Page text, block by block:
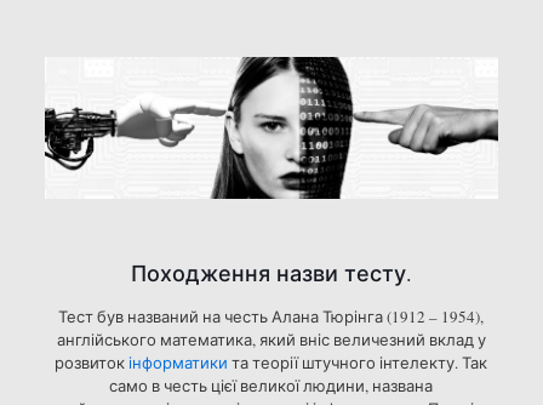
Походження назви тесту.
Тест був названий на честь Алана Тюрінга (1912 – 1954),
англійського математика, який вніс величезний вклад у
розвиток інформатики та теорії штучного інтелекту. Так
само в честь цієї великої людини, названа